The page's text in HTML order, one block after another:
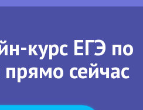
курс ЕГЭ по
сейчас